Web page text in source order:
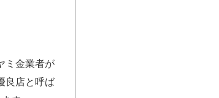
ミ金業者が
良店と呼ば